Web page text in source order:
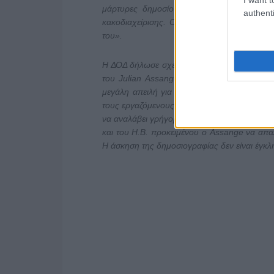
μάρτυρες δημοσίου συμφέροντος όπου
κακοδιαχείρισης. Οι σκέψεις μας αυτή τη
του».
Η ΔΟΔ δήλωσε σχετικά: «Η απόφαση της
του Julian Assange αποτελεί βαρύ πλήγμα
μεγάλη απειλή για τους δημοσιογράφους,
τους εργαζόμενους στα μέσα ενημέρωσης
να αναλάβει γρήγορα πρωτοβουλία και να
και του Η.Β. προκειμένου ο Assange να
Η άσκηση της δημοσιογραφίας δεν είναι